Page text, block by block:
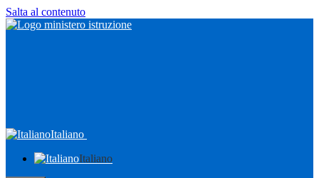
Salta al contenuto
Italiano
Italiano